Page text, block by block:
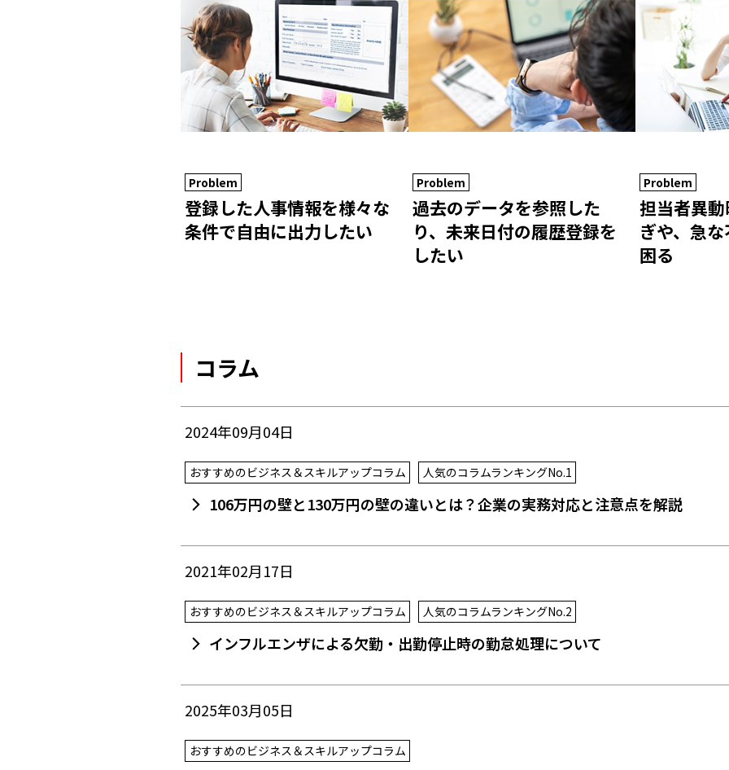
Problem
登録した人事情報を様々な
条件で自由に出力したい
Problem
過去のデータを参照した
り、未来日付の履歴登録を
したい
Problem
担当者異
ぎや、急
困る
コラム
2024年09月04日
おすすめのビジネス＆スキルアップコラム 人気のコラムランキングNo.1
106万円の壁と130万円の壁の違いとは？企業の実務対応と注意点を解説
2021年02月17日
おすすめのビジネス＆スキルアップコラム 人気のコラムランキングNo.2
インフルエンザによる欠勤・出勤停止時の勤怠処理について
2025年03月05日
おすすめのビジネス＆スキルアップコラム